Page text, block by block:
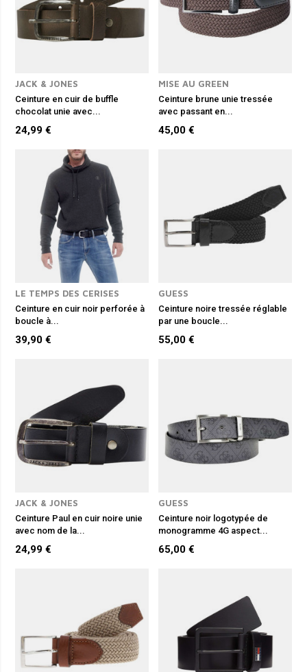
JACK & JONES
Ceinture en cuir de buffle
chocolat unie avec...
24,99 €
MISE AU GREEN
Ceinture brune unie tressée
avec passant en...
45,00 €
LE TEMPS DES CERISES
Ceinture en cuir noir perforée à
boucle à...
39,90 €
GUESS
Ceinture noire tressée réglable
par une boucle...
55,00 €
JACK & JONES
Ceinture Paul en cuir noire unie
avec nom de la...
24,99 €
GUESS
Ceinture noir logotypée de
monogramme 4G aspect...
65,00 €